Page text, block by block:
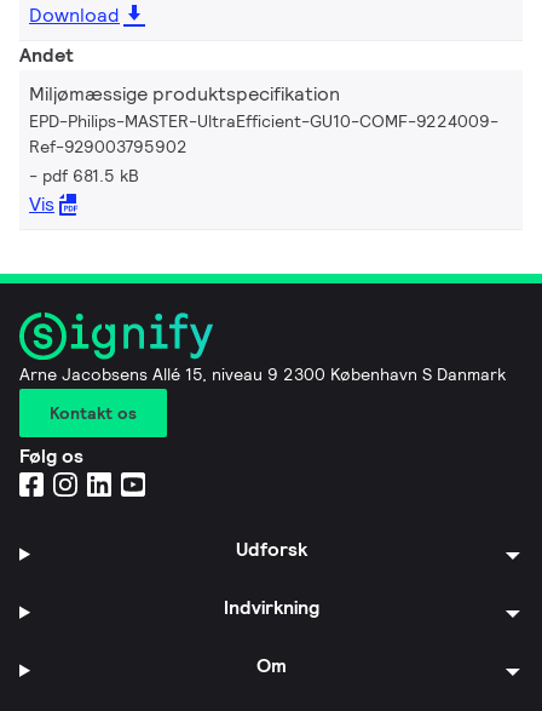
Download
Andet
Miljømæssige produktspecifikation
EPD-Philips-MASTER-UltraEfficient-GU10-COMF-9224009-
Ref-929003795902
pdf 681.5 kB
Vis
Arne Jacobsens Allé 15, niveau 9 2300 København S Danmark
Kontakt os
Følg os
Udforsk
Indvirkning
Om